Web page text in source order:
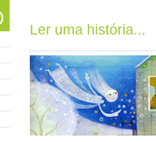
Ler uma história...